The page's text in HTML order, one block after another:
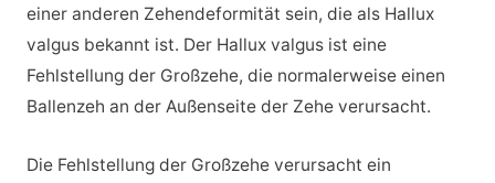
einer anderen Zehendeformität sein, die als Hallux
valgus bekannt ist. Der Hallux valgus ist eine
Fehlstellung der Großzehe, die normalerweise einen
Ballenzeh an der Außenseite der Zehe verursacht.
Die Fehlstellung der Großzehe verursacht ein